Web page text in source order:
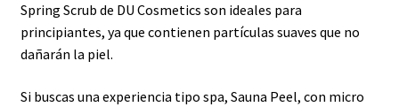
Spring Scrub de DU Cosmetics son ideales para
principiantes, ya que contienen partículas suaves que no
dañarán la piel.
Si buscas una experiencia tipo spa, Sauna Peel, con micro